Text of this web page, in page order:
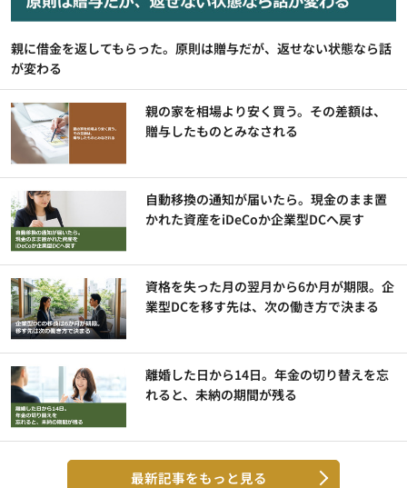
親に借金を返してもらった。原則は贈与だが、返せない状態なら話
が変わる
親の家を相場より安く買う。その差額は、
贈与したものとみなされる
自動移換の通知が届いたら。現金のまま置
かれた資産をiDeCoか企業型DCへ戻す
資格を失った月の翌月から6か月が期限。企
業型DCを移す先は、次の働き方で決まる
離婚した日から14日。年金の切り替えを忘
れると、未納の期間が残る
最新記事をもっと見る